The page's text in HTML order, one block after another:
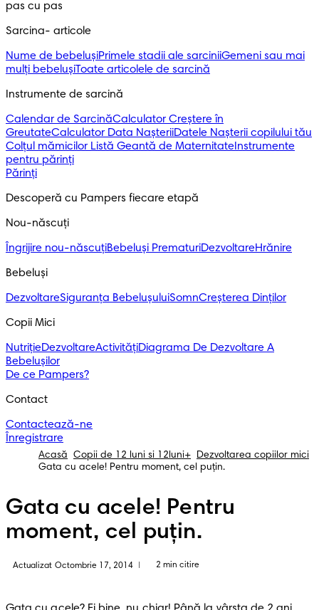
pas cu pas
Sarcina- articole
Nume de bebelușiPrimele stadii ale sarciniiGemeni sau mai
mulți bebelușiToate articolele de sarcină
Instrumente de sarcină
Calendar de SarcinăCalculator Creștere în
GreutateCalculator Data NașteriiDatele Nașterii copilului tău
Colțul mămicilor Listă Geantă de Maternitate Instrumente
pentru părinți
Părinți
Descoperă cu Pampers fiecare etapă
Nou-născuți
Îngrijire nou-născuțiBebeluși PrematuriDezvoltareHrănire
Bebeluși
DezvoltareSiguranța BebelușuluiSomnCreșterea Dinților
Copii Mici
NutrițieDezvoltareActivitățiDiagrama De Dezvoltare A
Bebelușilor
De ce Pampers?
Contact
Contactează-ne
Înregistrare
Acasă Copii de 12 luni si 12luni+
Dezvoltarea copiilor mici
Gata cu acele! Pentru moment, cel puţin.
Gata cu acele! Pentru
moment, cel puţin.
Actualizat Octombrie 17, 2014 2 min citire